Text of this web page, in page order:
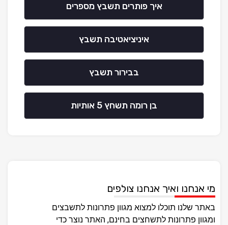
איך פותרים תשבץ מספרים
איניציאטיבה תשבץ
בבירור תשבץ
בן רומה תשחץ 5 אותיות
מי אנחנו ואיך אנחנו צולפים
באתר שלנו תוכלו למצוא מגוון פתרונות לתשבצים
ומגוון פתרונות לתשחצים בחינם, האתר נוצר כדי